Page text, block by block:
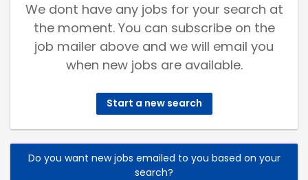
We dont have any jobs for your search at
the moment. You can subscribe on the
job mailer above and we will email you
when new jobs are available.
Start a new search
Do you want new jobs emailed to you based on your
search?